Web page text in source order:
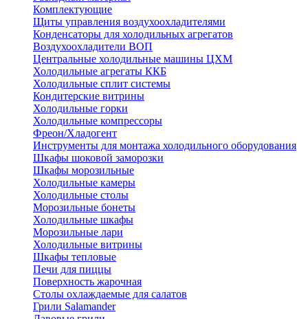
Комплектующие
Щиты управления воздухоохладителями
Конденсаторы для холодильных агрегатов
Воздухоохладители ВОП
Центральные холодильные машины ЦХМ
Холодильные агрегаты ККБ
Холодильные cплит системы
Кондитерские витрины
Холодильные горки
Холодильные компрессоры
Фреон/Хладогент
Инструменты для монтажа холодильного оборудования
Шкафы шоковой заморозки
Шкафы морозильные
Холодильные камеры
Холодильные столы
Морозильные бонеты
Холодильные шкафы
Морозильные лари
Холодильные витрины
Шкафы тепловые
Печи для пиццы
Поверхность жарочная
Столы охлаждаемые для салатов
Грили Salamander